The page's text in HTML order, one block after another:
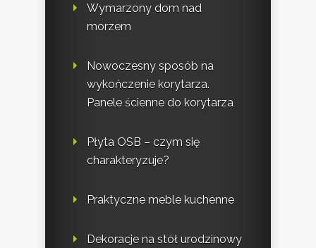
Wymarzony dom nad
morzem
Nowoczesny sposób na
wykończenie korytarza.
Panele ścienne do korytarza
Płyta OSB – czym się
charakteryzuje?
Praktyczne meble kuchenne
Dekoracje na stół urodzinowy